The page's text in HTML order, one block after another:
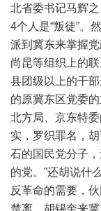
北省委书记马辉
4个人是“叛徒”。
派到冀东来掌握
尚昆等组织上的
县团级以上的干
的原冀东区党委
北方局、京东特
实，罗织罪名，
石的国民党分子
的党。”还胡说什
反革命的需要，
楚离、胡锡奎来